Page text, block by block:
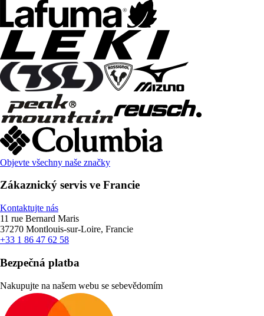
Objevte všechny naše značky
Zákaznický servis ve Francie
Kontaktujte nás
11 rue Bernard Maris
37270 Montlouis-sur-Loire, Francie
+33 1 86 47 62 58
Bezpečná platba
Nakupujte na našem webu se sebevědomím